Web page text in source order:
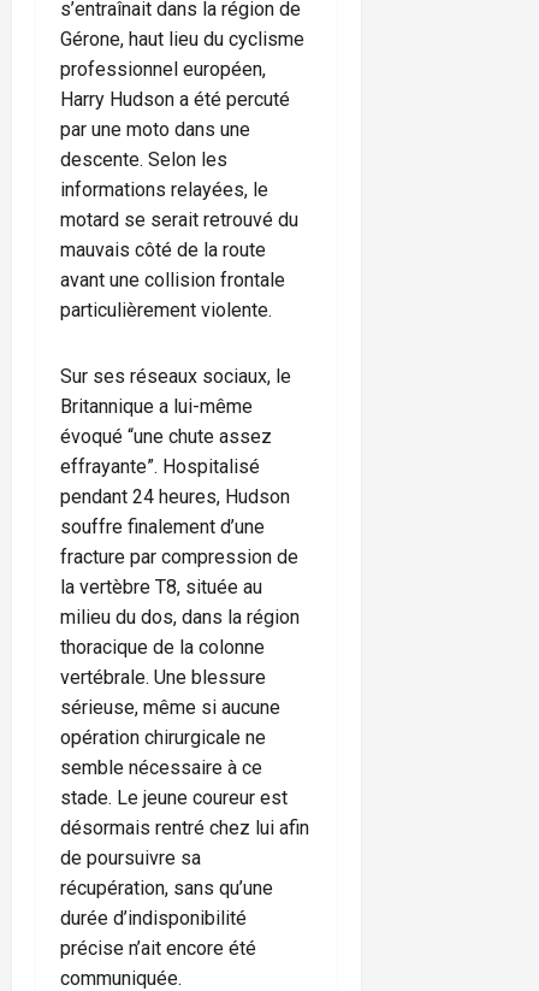
s’entraînait dans la région de
Gérone, haut lieu du cyclisme
professionnel européen,
Harry Hudson a été percuté
par une moto dans une
descente. Selon les
informations relayées, le
motard se serait retrouvé du
mauvais côté de la route
avant une collision frontale
particulièrement violente.
Sur ses réseaux sociaux, le
Britannique a lui-même
évoqué “une chute assez
effrayante”. Hospitalisé
pendant 24 heures, Hudson
souffre finalement d’une
fracture par compression de
la vertèbre T8, située au
milieu du dos, dans la région
thoracique de la colonne
vertébrale. Une blessure
sérieuse, même si aucune
opération chirurgicale ne
semble nécessaire à ce
stade. Le jeune coureur est
désormais rentré chez lui afin
de poursuivre sa
récupération, sans qu’une
durée d’indisponibilité
précise n’ait encore été
communiquée.